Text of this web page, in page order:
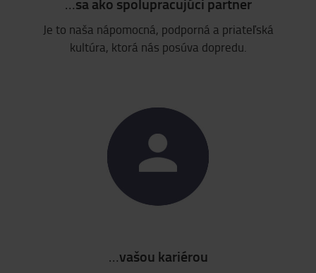
Je to naša nápomocná, podporná a priateľská
kultúra, ktorá nás posúva dopredu.
…vašou kariérou